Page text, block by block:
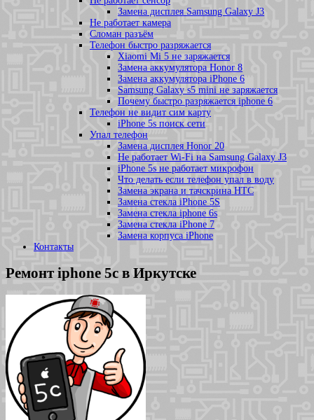
Замена дисплея Samsung Galaxy J3
Не работает камера
Сломан разъём
Телефон быстро разряжается
Xiaomi Mi 5 не заряжается
Замена аккумулятора Honor 8
Замена аккумулятора iPhone 6
Samsung Galaxy s5 mini не заряжается
Почему быстро разряжается iphone 6
Телефон не видит сим карту
iPhone 5s поиск сети
Упал телефон
Замена дисплея Honor 20
Не работает Wi-Fi на Samsung Galaxy J3
iPhone 5s не работает микрофон
Что делать если телефон упал в воду
Замена экрана и тачскрина HTC
Замена стекла iPhone 5S
Замена стекла iphone 6s
Замена стекла iPhone 7
Замена корпуса iPhone
Контакты
Ремонт iphone 5c в Иркутске